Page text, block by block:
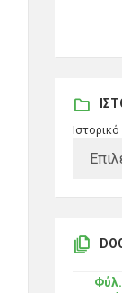
Ιστορικό
Φύλ.